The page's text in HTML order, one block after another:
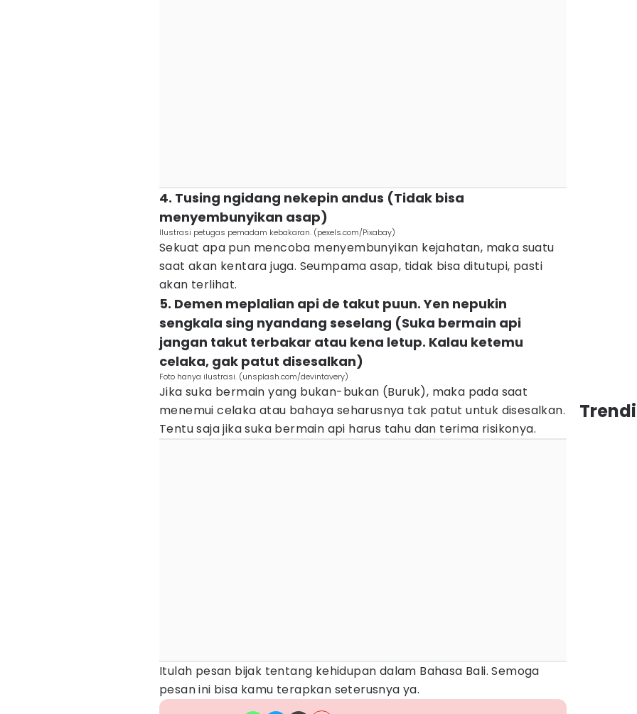
4. Tusing ngidang nekepin andus (Tidak bisa
menyembunyikan asap)
Ilustrasi petugas pemadam kebakaran. (pexels.com/Pixabay)
Sekuat apa pun mencoba menyembunyikan kejahatan, maka suatu
saat akan kentara juga. Seumpama asap, tidak bisa ditutupi, pasti
akan terlihat.
5. Demen meplalian api de takut puun. Yen nepukin
sengkala sing nyandang seselang (Suka bermain api
jangan takut terbakar atau kena letup. Kalau ketemu
celaka, gak patut disesalkan)
Foto hanya ilustrasi. (unsplash.com/devintavery)
Jika suka bermain yang bukan-bukan (Buruk), maka pada saat
menemui celaka atau bahaya seharusnya tak patut untuk disesalkan.
Tentu saja jika suka bermain api harus tahu dan terima risikonya.
Itulah pesan bijak tentang kehidupan dalam Bahasa Bali. Semoga
pesan ini bisa kamu terapkan seterusnya ya.